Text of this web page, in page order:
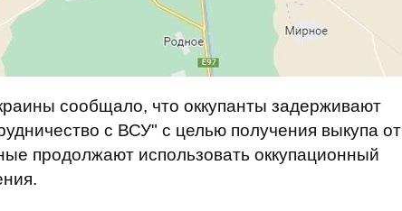
сообщало, что оккупанты задерживают
с ВСУ" с целью получения выкупа от
продолжают использовать оккупационный